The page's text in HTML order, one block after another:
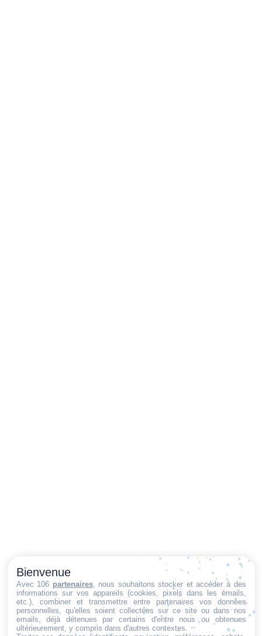
Bienvenue
Avec 106 partenaires, nous souhaitons stocker et accéder à des
informations sur vos appareils (cookies, pixels dans les emails,
etc.), combiner et transmettre entre partenaires vos données
personnelles, qu'elles soient collectées sur ce site ou dans nos
emails, déjà détenues par certains d'entre nous ou obtenues
ultérieurement, y compris dans d'autres contextes.